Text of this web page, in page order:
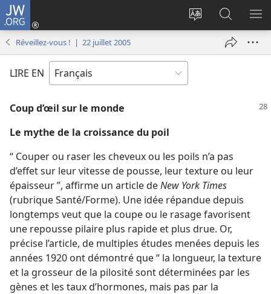
JW.ORG
Changer
langue
Se
connecter
nouvelle
sur
JW.ORG
Réveillez-vous ! | 22 juillet 2005
LIRE EN
Coup d’œil sur le monde
Le mythe de la croissance du poil
“ Couper ou raser les cheveux ou les poils n’a pas
d’effet sur leur vitesse de pousse, leur texture ou leur
épaisseur ”, affirme un article deNew York Times
(rubrique Santé/Forme). Une idée répandue depuis
longtemps veut que la coupe ou le rasage favorisent
une repousse pilaire plus rapide et plus drue. Or,
précise l’article, de multiples études menées depuis les
années 1920 ont démontré que “ la longueur, la texture
et la grosseur de la pilosité sont déterminées par les
gènes et les taux d’hormones, mais pas par la